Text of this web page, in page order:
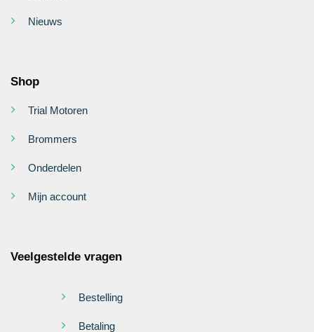
Nieuws
Shop
Trial Motoren
Brommers
Onderdelen
Mijn account
Veelgestelde vragen
Bestelling
Betaling